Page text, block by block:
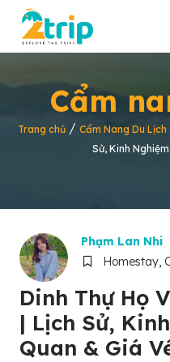
Cẩm
Trang chủ / Cẩm Nang Du Lịch
Sử, Kinh
Phạm Lan Nhi
Homestay,
Dinh Thự Họ
| Lịch Sử,
Quan & Giá